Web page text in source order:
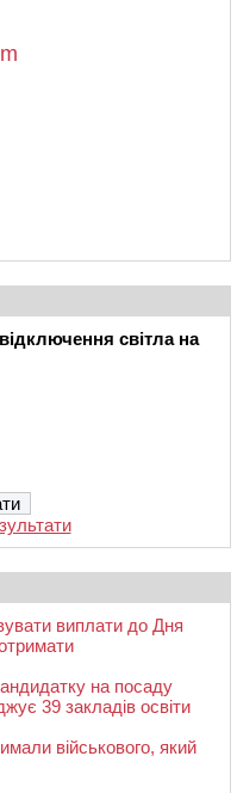
світла на
виплати до Дня
на посаду
39 закладів освіти
військового, який